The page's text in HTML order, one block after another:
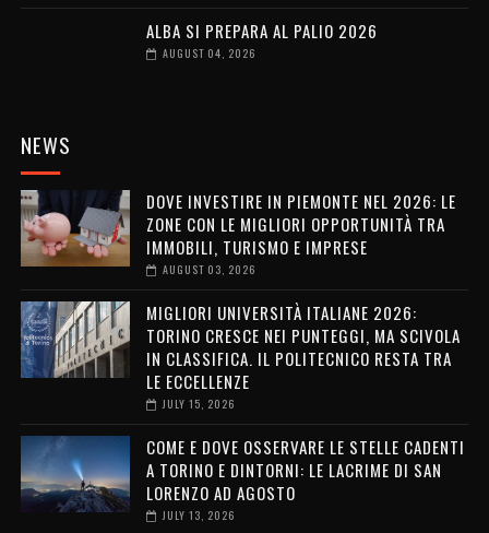
ALBA SI PREPARA AL PALIO 2026
AUGUST 04, 2026
NEWS
DOVE INVESTIRE IN PIEMONTE NEL 2026: LE
ZONE CON LE MIGLIORI OPPORTUNITÀ TRA
IMMOBILI, TURISMO E IMPRESE
AUGUST 03, 2026
MIGLIORI UNIVERSITÀ ITALIANE 2026:
TORINO CRESCE NEI PUNTEGGI, MA SCIVOLA
IN CLASSIFICA. IL POLITECNICO RESTA TRA
LE ECCELLENZE
JULY 15, 2026
COME E DOVE OSSERVARE LE STELLE CADENTI
A TORINO E DINTORNI: LE LACRIME DI SAN
LORENZO AD AGOSTO
JULY 13, 2026